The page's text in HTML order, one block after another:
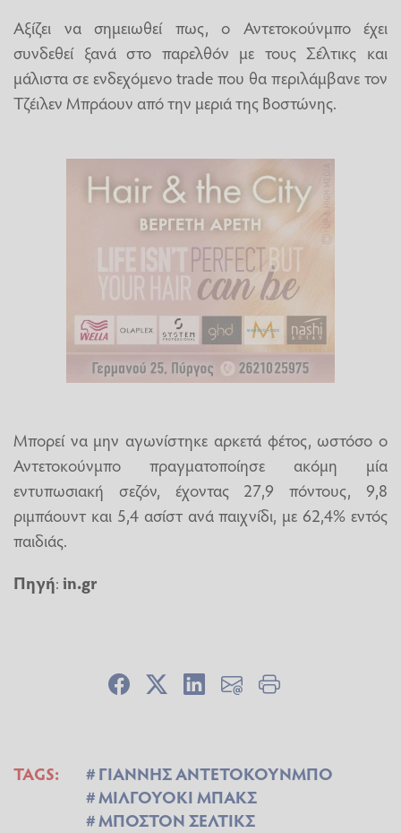
Αξίζει να σημειωθεί πως, ο Αντετοκούνμπο έχει
συνδεθεί ξανά στο παρελθόν με τους Σέλτικς και
μάλιστα σε ενδεχόμενο trade που θα περιλάμβανε τον
Τζέιλεν Μπράουν από την μεριά της Βοστώνης.
Μπορεί να μην αγωνίστηκε αρκετά φέτος, ωστόσο ο
Αντετοκούνμπο πραγματοποίησε ακόμη μία
εντυπωσιακή σεζόν, έχοντας 27,9 πόντους, 9,8
ριμπάουντ και 5,4 ασίστ ανά παιχνίδι, με 62,4% εντός
παιδιάς.
Πηγή:in.gr
TAGS:
ΓΙΑΝΝΗΣ ΑΝΤΕΤΟΚΟΥΝΜΠΟ
ΜΙΛΓΟΥΟΚΙ ΜΠΑΚΣ
ΜΠΟΣΤΟΝ ΣΕΛΤΙΚΣ